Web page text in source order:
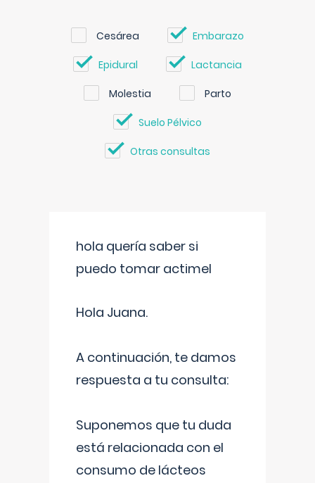
Cesárea Embarazo
Epidural Lactancia
Molestia Parto
Suelo Pélvico
Otras consultas
hola quería saber si
puedo tomar actimel
Hola Juana.
A continuación, te damos
respuesta a tu consulta:
Suponemos que tu duda
está relacionada con el
consumo de lácteos